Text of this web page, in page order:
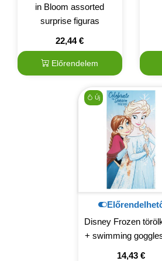
in Bloom assorted
surprise figuras
22,44€
Előrendelem
Új
Disney Frozen
+ swimming
14,43 €